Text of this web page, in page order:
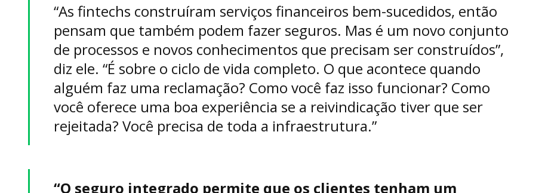
“As fintechs construíram serviços financeiros bem-sucedidos, então
pensam que também podem fazer seguros. Mas é um novo conjunto
de processos e novos conhecimentos que precisam ser construídos”,
diz ele. “É sobre o ciclo de vida completo. O que acontece quando
alguém faz uma reclamação? Como você faz isso funcionar? Como
você oferece uma boa experiência se a reivindicação tiver que ser
rejeitada? Você precisa de toda a infraestrutura.”
“O seguro integrado permite que os clientes tenham um